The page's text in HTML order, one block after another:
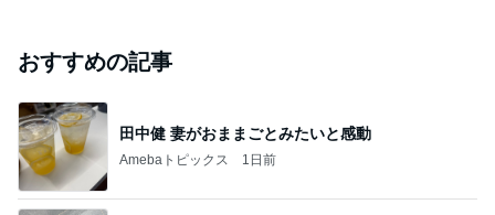
おすすめの記事
田中健 妻がおままごとみたいと感動
Amebaトピックス 1日前